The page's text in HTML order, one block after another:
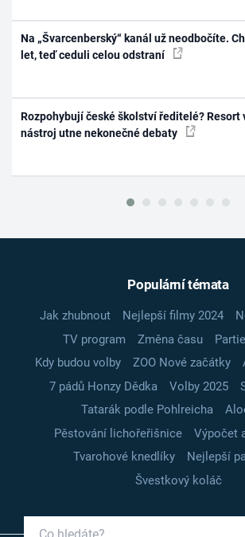
Na „Švarcenberský“ kanál už neodbočíte.
let, teď ceduli celou odstraní
Rozpohybují české školství ředitelé? Resort
nástroj utne nekonečné debaty
Populární témata
Jak zhubnout Nejlepší filmy 2024
TV program
Změna času Partie
Kdy budou volby
ZOO Nové začátky
7 pádů Honzy Dědka
Volby 2025
Tatarák podle Pohlreicha
Pěstování lichořeřišnice
Výpočet
Tvarohové knedlíky
Nejlepší
Švestkový koláč